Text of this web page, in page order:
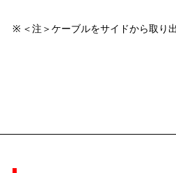
＜注＞ケーブルをサイドから取り